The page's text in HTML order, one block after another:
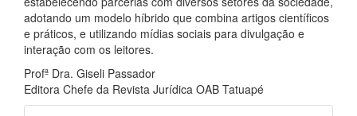
adotando um modelo híbrido que combina artigos científicos
e práticos, e utilizando mídias sociais para divulgação e
interação com os leitores.
Profª Dra. Giseli Passador
Editora Chefe da Revista Jurídica OAB Tatuapé